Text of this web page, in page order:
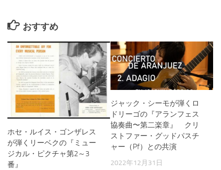
おすすめ
ホセ・ルイス・ゴンザレス
が弾くリーベクの『ミュー
ジカル・ピクチャ第2～3
番』
ジャック・シーモが弾くロ
ドリーゴの『アランフェス
協奏曲〜第二楽章』 クリ
ストファー・グッドパスチ
ャー（Pf）との共演
2022年12月31日